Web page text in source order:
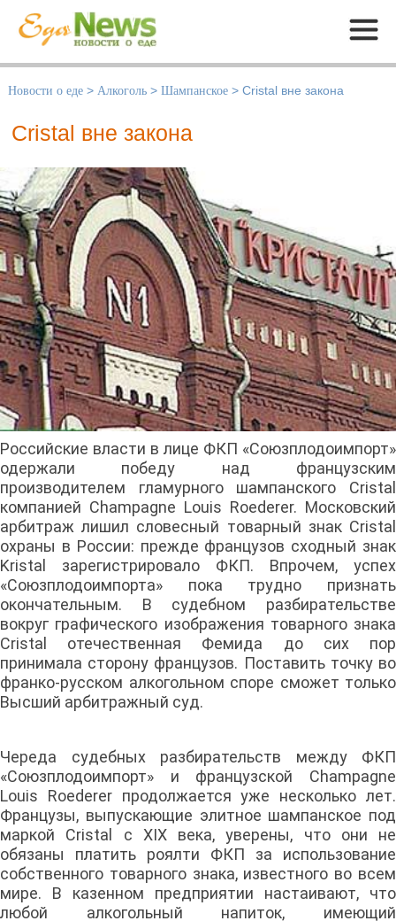
Меню
Новости о еде > Алкоголь > Шампанское > Cristal вне закона
Cristal вне закона
Российские власти в лице ФКП «Союзплодоимпорт»
одержали победу над французским
производителем гламурного шампанского Cristal
компанией Champagne Louis Roederer. Московский
арбитраж лишил словесный товарный знак Cristal
охраны в России: прежде французов сходный знак
Kristal зарегистрировало ФКП. Впрочем, успех
«Союзплодоимпорта» пока трудно признать
окончательным. В судебном разбирательстве
вокруг графического изображения товарного знака
Cristal отечественная Фемида до сих пор
принимала сторону французов. Поставить точку во
франко-русском алкогольном споре сможет только
Высший арбитражный суд.
Череда судебных разбирательств между ФКП
«Союзплодоимпорт» и французской Champagne
Louis Roederer продолжается уже несколько лет.
Французы, выпускающие элитное шампанское под
маркой Cristal с XIX века, уверены, что они не
обязаны платить роялти ФКП за использование
собственного товарного знака, известного во всем
мире. В казенном предприятии настаивают, что
любой алкогольный напиток, имеющий